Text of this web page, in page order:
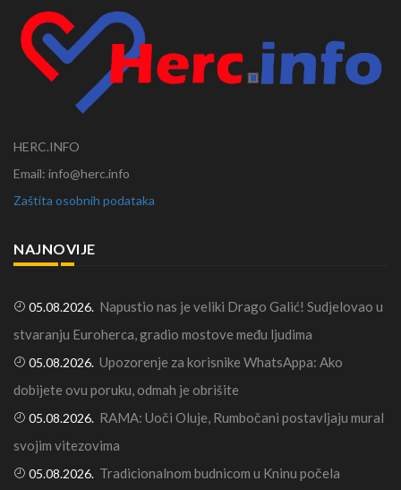
HERC.INFO
Email: info@herc.info
Zaštita osobnih podataka
NAJNOVIJE
05.08.2026. Napustio nas je veliki Drago Galić! Sudjelovao u
stvaranju Euroherca, gradio mostove među ljudima
05.08.2026. Upozorenje za korisnike WhatsAppa: Ako
dobijete ovu poruku, odmah je obrišite
05.08.2026. RAMA: Uoči Oluje, Rumbočani postavljaju mural
svojim vitezovima
05.08.2026. Tradicionalnom budnicom u Kninu počela